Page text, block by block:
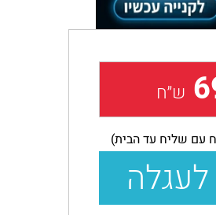
ש״ח
עם שליח עד הבית)